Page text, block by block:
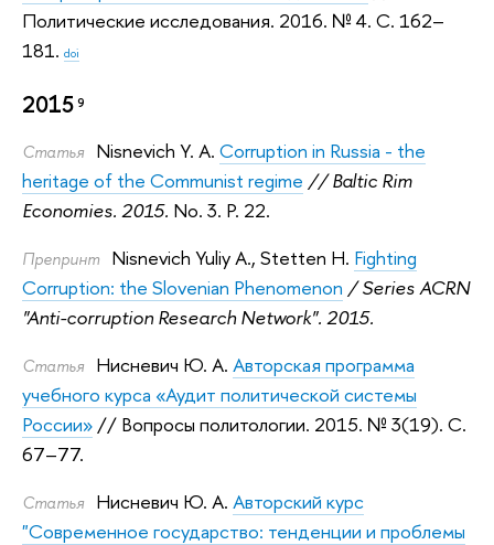
Политические исследования. 2016. № 4. С. 162–
181. doi
20159
Статья Nisnevich Y. A. Corruption in Russia - the
heritage of the Communist regime // Baltic Rim
Economies. 2015. No. 3. P. 22.
Препринт Nisnevich Yuliy A.,Stetten H. Fighting
Corruption: the Slovenian Phenomenon / Series ACRN
"Anti-corruption Research Network". 2015.
Статья Нисневич Ю. А. Авторская программа
учебного курса «Аудит политической системы
России» // Вопросы политологии. 2015. № 3(19). С.
67–77.
Статья Нисневич Ю. А. Авторский курс
"Современное государство: тенденции и проблемы